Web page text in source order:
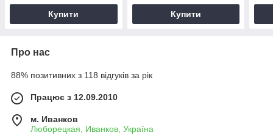
Купити Купити
Про нас
88% позитивних з 118 відгуків за рік
Працює з 12.09.2010
м. Иванков
Люборецкая, Иванков, Україна